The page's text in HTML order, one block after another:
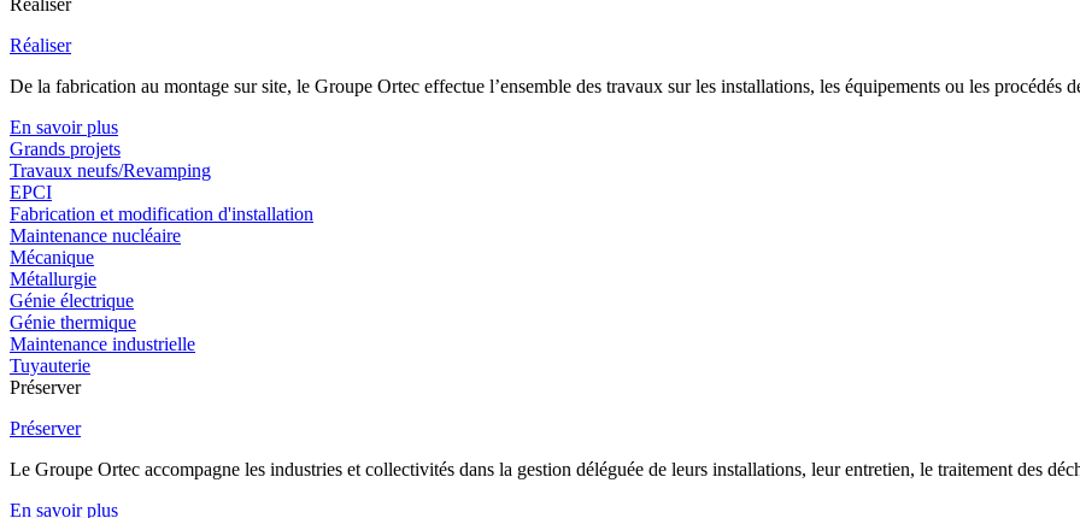
Réaliser
De la fabrication au montage sur site, le Groupe Ortec effectue l’ensemble des travaux sur les installations, les équipements ou les procédés
En savoir plus
Grands projets
Travaux neufs/Revamping
EPCI
Fabrication et modification d'installation
Maintenance nucléaire
Mécanique
Métallurgie
Génie électrique
Génie thermique
Maintenance industrielle
Tuyauterie
Préserver
Préserver
Le Groupe Ortec accompagne les industries et collectivités dans la gestion déléguée de leurs installations, leur entretien, le traitement des
En savoir plus